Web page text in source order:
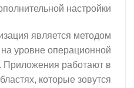
настройки.
является методом
уровне операционной
Приложения работают в
которые зовутся